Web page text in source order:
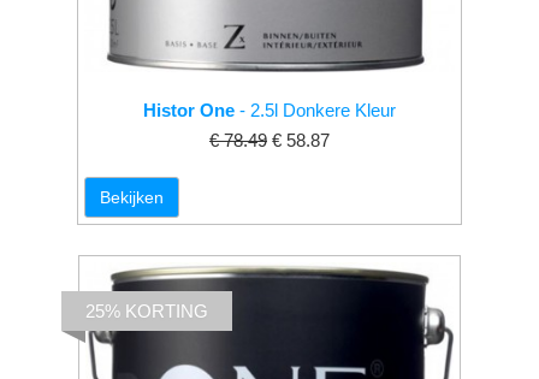
Histor One - 2.5l Donkere Kleur
€ 78.49 € 58.87
Bekijken
25% KORTING